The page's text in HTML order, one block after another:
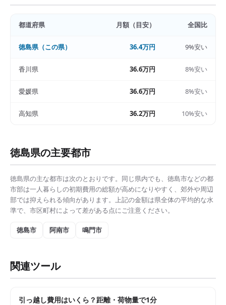
都道府県 月額（目安） 全国比
徳島県（この県） 36.4万円 9%安い
香川県 36.6万円 8%安い
愛媛県 36.6万円 8%安い
高知県 36.2万円 10%安い
徳島県の主要都市
徳島県の主な都市は次のとおりです。同じ県内でも、 徳島市などの都
市部は一人暮らしの初期費用の総額が高めになりやすく、郊外や周辺
部では抑えられる傾向があります。上記の金額は県全体の平均的な水
準で、市区町村によって差がある点にご注意ください。
徳島市 阿南市 鳴門市
関連ツール
引っ越し費用はいくら？距離・荷物量で1分